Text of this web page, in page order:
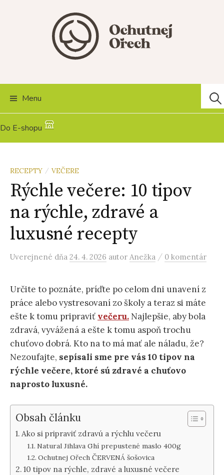
Menu
Do E-shopu
RECEPTY / VEČERE
Rýchle večere: 10 tipov
na rýchle, zdravé a
luxusné recepty
Uverejnené dňa 24. 4. 2026 autor Anežka / 0 komentár
Určite to poznáte, príďte po celom dni unavení z
práce alebo vystresovaní zo školy a teraz si máte
ešte k tomu pripraviť večeru. Najlepšie, aby bola
zdravá, vyvážená a ešte k tomu aspoň trochu
chuťovo dobrá. Kto na to má mať ale náladu, že?
Nezoufajte, sepísali sme pre vás 10 tipov na
rýchle večere, ktoré sú zdravé a chuťovo
naprosto luxusné.
Obsah článku
Ako si pripraviť zdravú a rýchlu večeru
Natural Jihlava Ghí prepustené maslo 400g
Ochutnej Ořech ČERVENÁ šošovica
10 tipov na rýchle, zdravé a luxusné večere